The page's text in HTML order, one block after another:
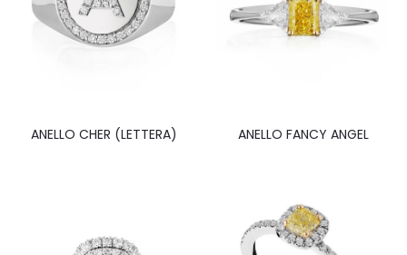
ANELLO CHER (LETTERA) ANELLO FANCY ANGEL